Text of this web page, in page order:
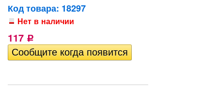
Код товара: 18297
Нет в наличии
117 Р